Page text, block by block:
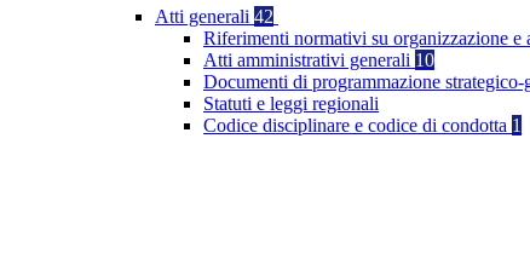
Atti generali 42
Riferimenti normativi su organizzazione e
Atti amministrativi generali 10
Documenti di programmazione strategico-
Statuti e leggi regionali
Codice disciplinare e codice di condotta 1